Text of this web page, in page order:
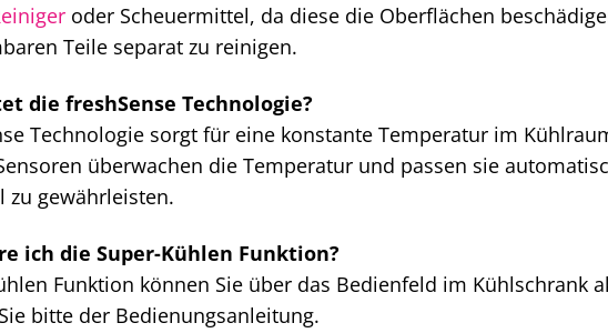
oder Scheuermittel, da diese die Oberflächen
Teile separat zu reinigen.
die freshSense Technologie?
Technologie sorgt für eine konstante Temperatur im
überwachen die Temperatur und passen sie
zu gewährleisten.
ich die Super-Kühlen Funktion?
Funktion können Sie über das Bedienfeld im Kühlschrank
bitte der Bedienungsanleitung.